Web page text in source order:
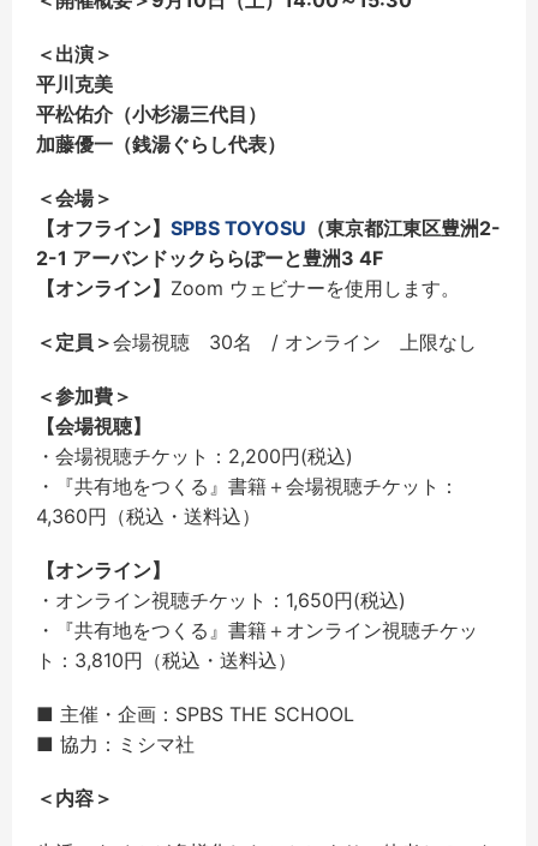
＜出演＞
平川克美
平松佑介（小杉湯三代目）
加藤優一（銭湯ぐらし代表）
＜会場＞
【オフライン】 SPBS TOYOSU （東京都江東区豊洲2-
2-1 アーバンドックららぽーと豊洲3 4F
【オンライン】 Zoom ウェビナーを使用します。
＜定員＞会場視聴 30名 / オンライン 上限なし
＜参加費＞
【会場視聴】
・会場視聴チケット：2,200円(税込)
・『共有地をつくる』書籍＋会場視聴チケット：
4,360円（税込・送料込）
【オンライン】
・オンライン視聴チケット：1,650円(税込)
・『共有地をつくる』書籍＋オンライン視聴チケッ
ト：3,810円（税込・送料込）
■ 主催・企画：SPBS THE SCHOOL
■ 協力：ミシマ社
＜内容＞